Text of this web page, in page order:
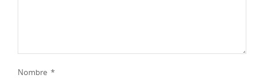
Nombre *